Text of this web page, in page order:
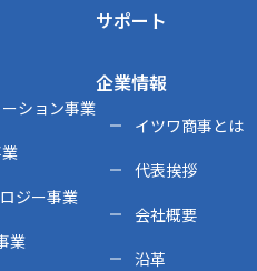
ション事業
ジー事業
業
サポート
企業情報
イツワ商事とは
代表挨拶
会社概要
沿革